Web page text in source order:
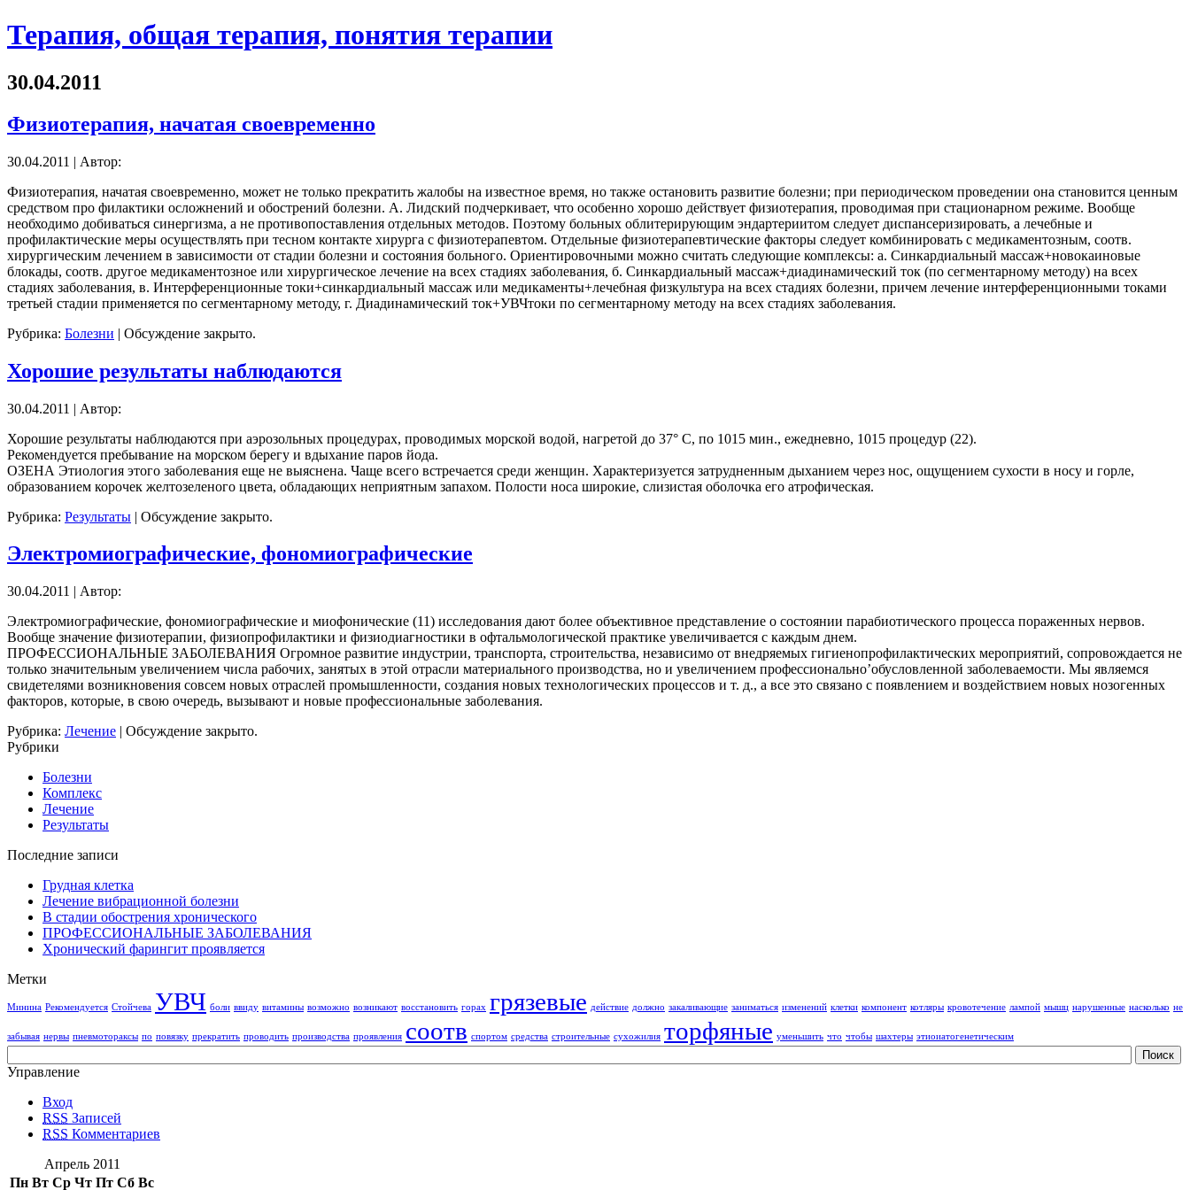
Терапия, общая терапия, понятия терапии
30.04.2011
Физиотерапия, начатая своевременно
30.04.2011 | Автор:
Физиотерапия, начатая своевременно, может не только прекратить жалобы на известное время, но также остановить развитие болезни; при периодическом проведении она становится ценным
средством про филактики осложнений и обострений болезни. А. Лидский подчеркивает, что особенно хорошо действует физиотерапия, проводимая при стационарном режиме. Вообще
необходимо добиваться синергизма, а не противопоставления отдельных методов. Поэтому больных облитерирующим эндартериитом следует диспансеризировать, а лечебные и
профилактические меры осуществлять при тесном контакте хирурга с физиотерапевтом. Отдельные физиотерапевтические факторы следует комбинировать с медикаментозным, соотв.
хирургическим лечением в зависимости от стадии болезни и состояния больного. Ориентировочными можно считать следующие комплексы: а. Синкардиальный массаж+новокаиновые
блокады, соотв. другое медикаментозное или хирургическое лечение на всех стадиях заболевания, б. Синкардиальный массаж+диадинамический ток (по сегментарному методу) на всех
стадиях заболевания, в. Интерференционные токи+синкардиальный массаж или медикаменты+лечебная физкультура на всех стадиях болезни, причем лечение интерференционными токами
третьей стадии применяется по сегментарному методу, г. Диадинамический ток+УВЧтоки по сегментарному методу на всех стадиях заболевания.
Рубрика: Болезни | Обсуждение закрыто.
Хорошие результаты наблюдаются
30.04.2011 | Автор:
Хорошие результаты наблюдаются при аэрозольных процедурах, проводимых морской водой, нагретой до 37° С, по 1015 мин., ежедневно, 1015 процедур (22).
Рекомендуется пребывание на морском берегу и вдыхание паров йода.
ОЗЕНА Этиология этого заболевания еще не выяснена. Чаще всего встречается среди женщин. Характеризуется затрудненным дыханием через нос, ощущением сухости в носу и горле,
образованием корочек желтозеленого цвета, обладающих неприятным запахом. Полости носа широкие, слизистая оболочка его атрофическая.
Рубрика: Результаты | Обсуждение закрыто.
Электромиографические, фономиографические
30.04.2011 | Автор:
Электромиографические, фономиографические и миофонические (11) исследования дают более объективное представление о состоянии парабиотического процесса пораженных нервов.
Вообще значение физиотерапии, физиопрофилактики и физиодиагностики в офтальмологической практике увеличивается с каждым днем.
ПРОФЕССИОНАЛЬНЫЕ ЗАБОЛЕВАНИЯ Огромное развитие индустрии, транспорта, строительства, независимо от внедряемых гигиенопрофилактических мероприятий, сопровождается не
только значительным увеличением числа рабочих, занятых в этой отрасли материального производства, но и увеличением профессионально’обусловленной заболеваемости. Мы являемся
свидетелями возникновения совсем новых отраслей промышленности, создания новых технологических процессов и т. д., а все это связано с появлением и воздействием новых нозогенных
факторов, которые, в свою очередь, вызывают и новые профессиональные заболевания.
Рубрика: Лечение | Обсуждение закрыто.
Рубрики
Болезни
Комплекс
Лечение
Результаты
Последние записи
Грудная клетка
Лечение вибрационной болезни
В стадии обострения хронического
ПРОФЕССИОНАЛЬНЫЕ ЗАБОЛЕВАНИЯ
Хронический фарингит проявляется
Метки
Минина Рекомендуется Стойчева УВЧ боли ввиду витамины возможно возникают восстановить горах грязевые действие должно закаливающие заниматься изменений клетки компонент котляры кровотечение лампой мышц нарушенные насколько не
забывая нервы пневмотораксы по повязку прекратить проводить производства проявления соотв спортом средства строительные сухожилия торфяные уменьшить что чтобы шахтеры этиоиатогенетическим
Управление
Вход
RSS Записей
RSS Комментариев
Апрель 2011
Пн Вт Ср Чт Пт Сб Вс